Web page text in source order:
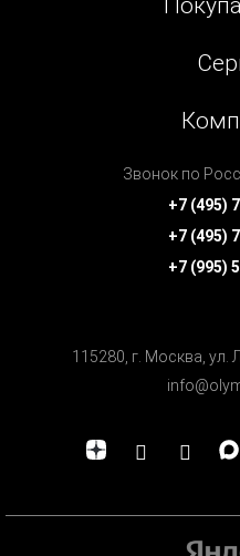
Звонок по
+7 (495)
+7 (495)
+7 (995)
115280, г. Москва, ул.